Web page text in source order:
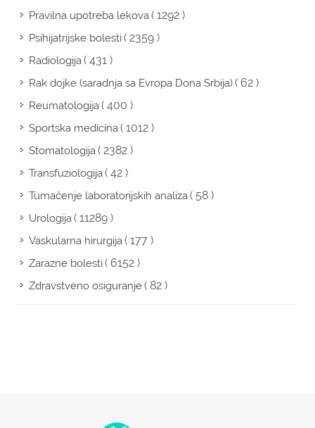
Pravilna upotreba lekova( 1292 )
Psihijatrijske bolesti( 2359 )
Radiologija( 431 )
Rak dojke (saradnja sa Evropa Dona Srbija)( 62 )
Reumatologija( 400 )
Sportska medicina( 1012 )
Stomatologija( 2382 )
Transfuziologija( 42 )
Tumačenje laboratorijskih analiza( 58 )
Urologija( 11289 )
Vaskularna hirurgija( 177 )
Zarazne bolesti( 6152 )
Zdravstveno osiguranje( 82 )